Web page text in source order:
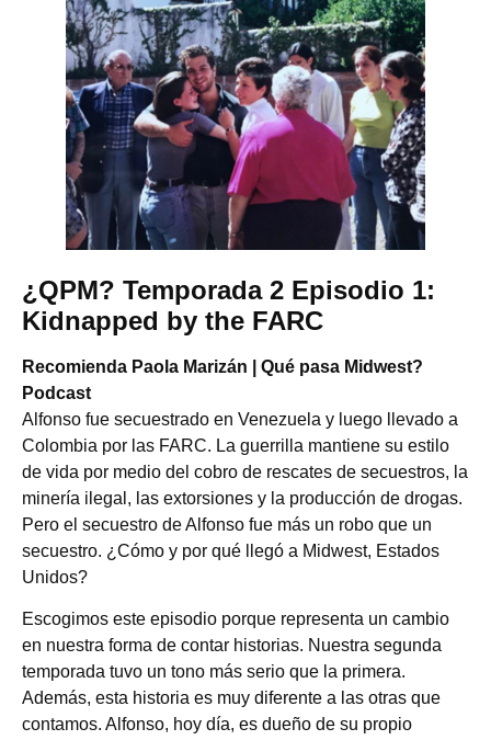
¿QPM? Temporada 2 Episodio 1:
Kidnapped by the FARC
Recomienda Paola Marizán | Qué pasa Midwest?
Podcast
Alfonso fue secuestrado en Venezuela y luego llevado a
Colombia por las FARC. La guerrilla mantiene su estilo
de vida por medio del cobro de rescates de secuestros, la
minería ilegal, las extorsiones y la producción de drogas.
Pero el secuestro de Alfonso fue más un robo que un
secuestro. ¿Cómo y por qué llegó a Midwest, Estados
Unidos?
Escogimos este episodio porque representa un cambio
en nuestra forma de contar historias. Nuestra segunda
temporada tuvo un tono más serio que la primera.
Además, esta historia es muy diferente a las otras que
contamos. Alfonso, hoy día, es dueño de su propio